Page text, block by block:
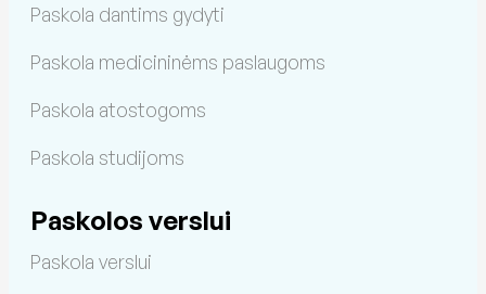
Paskola dantims gydyti
Paskola medicininėms paslaugoms
Paskola atostogoms
Paskola studijoms
Paskolos verslui
Paskola verslui